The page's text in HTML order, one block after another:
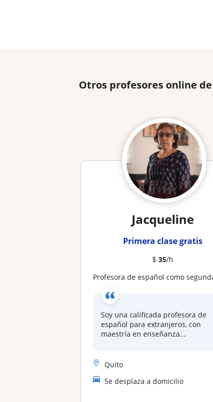
Otros profesores online
Jacqueline
Primera clase gratis
$ 35/h
Profesora de español como segunda lengua, con 36 años de experiencia y maestría en
Soy una calificada profesora de
español para extranjeros, con
maestría en enseñanza...
Quito
Se desplaza a domicilio